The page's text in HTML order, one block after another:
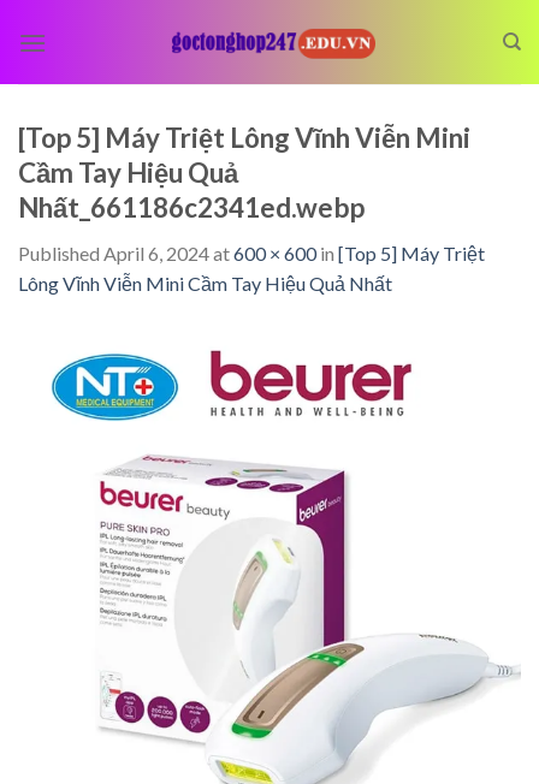
[Top 5] Máy Triệt Lông Vĩnh Viễn Mini
Cầm Tay Hiệu Quả
Nhất_661186c2341ed.webp
Published April 6, 2024at600 × 600in [Top 5] Máy Triệt
Lông Vĩnh Viễn Mini Cầm Tay Hiệu Quả Nhất